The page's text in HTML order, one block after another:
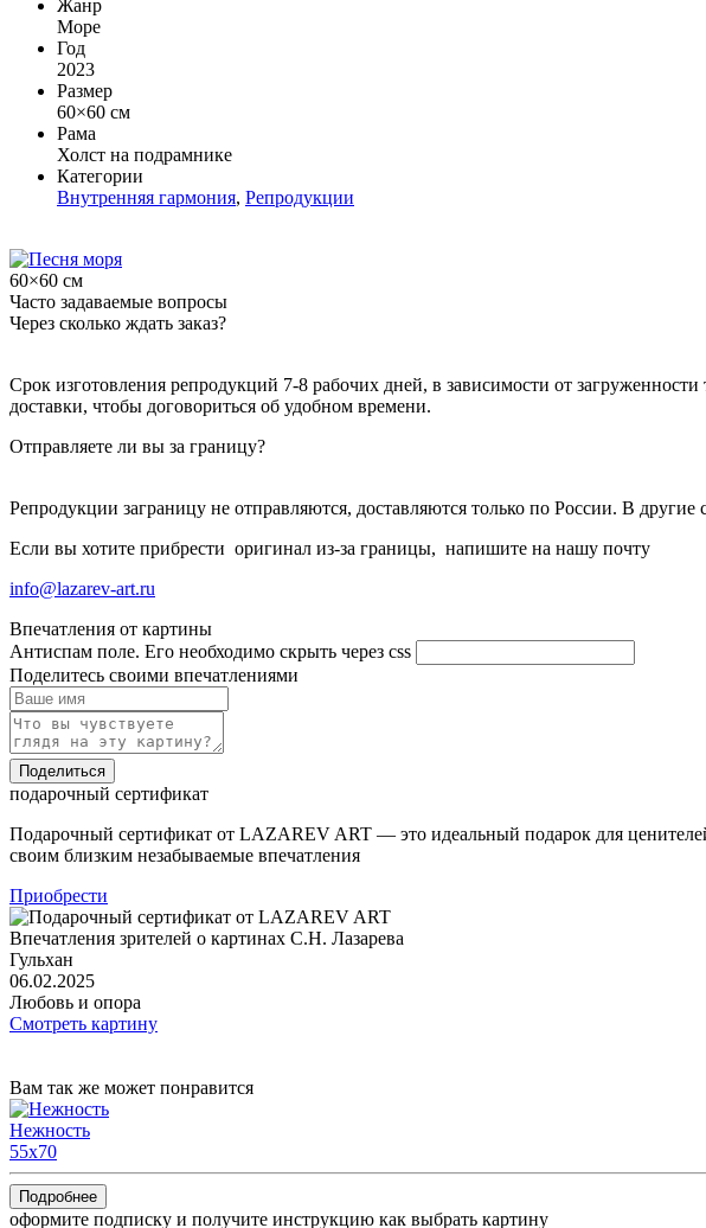
Жанр
Море
Год
2023
Размер
60×60 см
Рама
Холст на подрамнике
Категории
Внутренняя гармония, Репродукции
60×60 см
Часто задаваемые вопросы
Через сколько ждать заказ?
Срок изготовления репродукций 7-8 рабочих дней, в зависимости от
доставки, чтобы договориться об удобном времени.
Отправляете ли вы за границу?
Репродукции заграницу не отправляются, доставляются только по России. В другие
Если вы хотите прибрести оригинал из-за границы, напишите на нашу почту
info@lazarev-art.ru
Впечатления от картины
Антиспам поле. Его необходимо скрыть через css
Поделитесь своими впечатлениями
Поделиться
подарочный сертификат
Подарочный сертификат от LAZAREV ART — это идеальный подарок для
своим близким незабываемые впечатления
Приобрести
Впечатления зрителей о картинах С.Н. Лазарева
Гульхан
06.02.2025
Любовь и опора
Смотреть картину
Вам так же может понравится
Нежность
55x70
Подробнее
оформите подписку и получите инструкцию как выбрать картину